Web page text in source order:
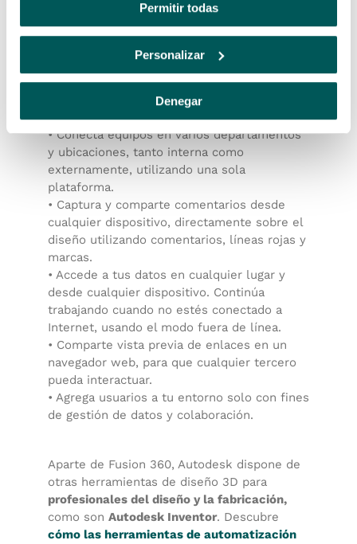
Permitir todas
Personalizar
Denegar
• Conecta equipos en varios departamentos
y ubicaciones, tanto interna como
externamente, utilizando una sola
plataforma.
• Captura y comparte comentarios desde
cualquier dispositivo, directamente sobre el
diseño utilizando comentarios, líneas rojas y
marcas.
• Accede a tus datos en cualquier lugar y
desde cualquier dispositivo. Continúa
trabajando cuando no estés conectado a
Internet, usando el modo fuera de línea.
• Comparte vista previa de enlaces en un
navegador web, para que cualquier tercero
pueda interactuar.
• Agrega usuarios a tu entorno solo con fines
de gestión de datos y colaboración.
Aparte de Fusion 360, Autodesk dispone de
otras herramientas de diseño 3D para
profesionales del diseño y la fabricación,
como son Autodesk Inventor. Descubre
cómo las herramientas de automatización